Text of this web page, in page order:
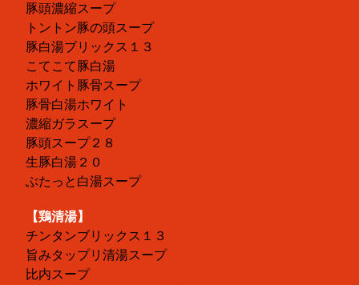
豚頭濃縮スープ
トントン豚の頭スープ
豚白湯ブリックス１３
こてこて豚白湯
ホワイト豚骨スープ
豚骨白湯ホワイト
濃縮ガラスープ
豚頭スープ２８
生豚白湯２０
ぶたっと白湯スープ
【鶏清湯】
チンタンブリックス１３
旨みタップリ清湯スープ
比内スープ